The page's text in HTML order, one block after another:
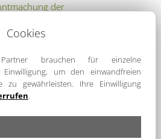
der
KiB)
KiB)
Merkblatt_Pflichtumtausch
KiB)
Cookies
brauchen für einzelne
um den einwandfreien
zu gewährleisten. Ihre Einwilligung
.